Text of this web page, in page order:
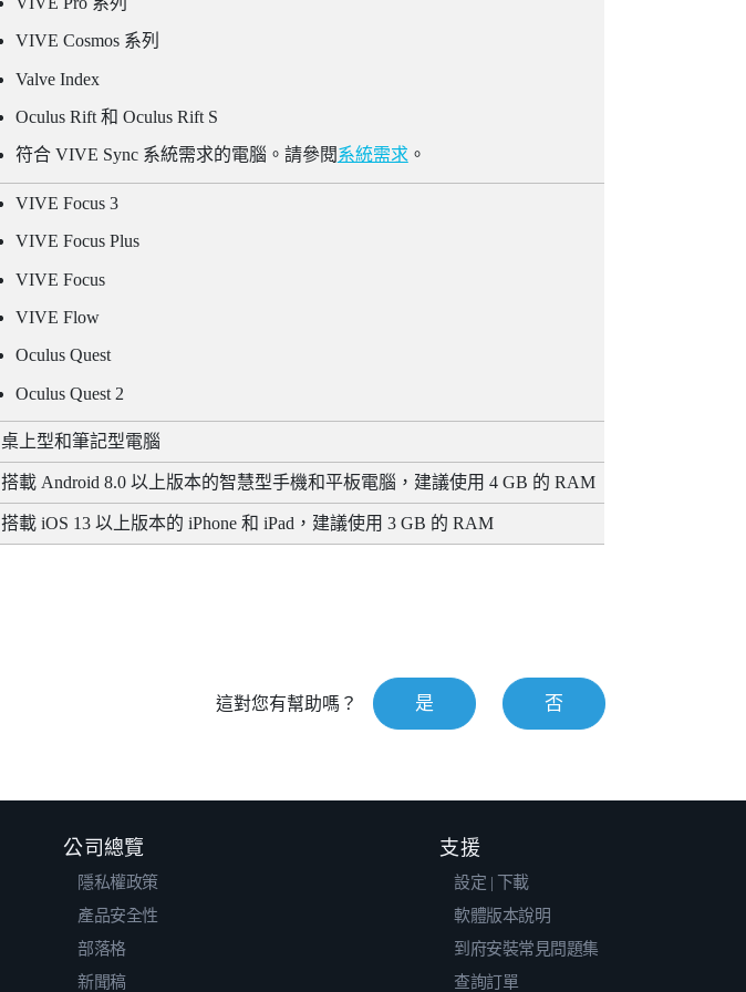
VIVE Cosmos系列
Valve Index
Oculus Rift和 Oculus RiftS
符合 VIVE Sync系統需求的電腦。請參閱系統需求。
VIVE Focus 3
VIVE Focus Plus
VIVE Focus
VIVE Flow
Oculus Quest
Oculus Quest2
桌上型和筆記型電腦
搭載 Android 8.0 以上版本的智慧型手機和平板電腦，建議使用 4 GB 的 RAM
搭載 iOS 13 以上版本的 iPhone和 iPad ，建議使用 3 GB 的 RAM
這對您有幫助嗎？ 是 否
公司總覽
隱私權政策
產品安全性
部落格
新聞稿
支援
設定 | 下載
軟體版本說明
到府安裝常見問題集
查詢訂單